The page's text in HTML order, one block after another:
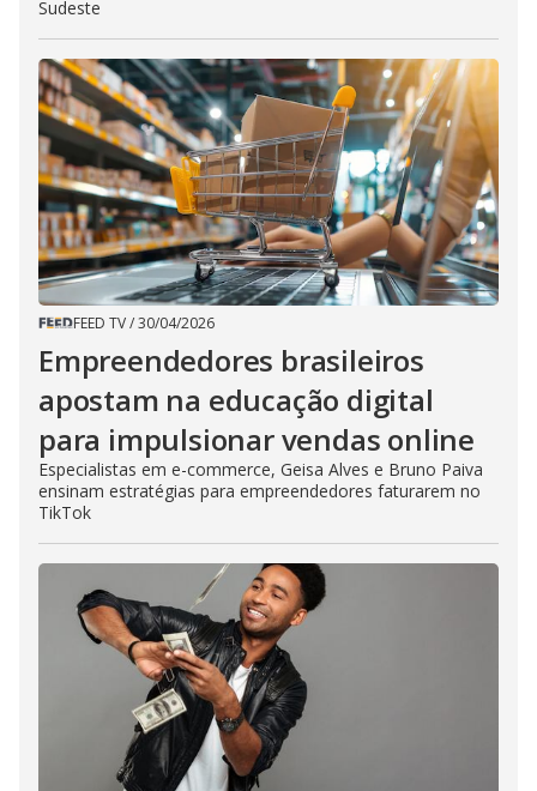
Sudeste
FEED TV/30/04/2026
Empreendedores brasileiros
apostam na educação digital
para impulsionar vendas online
Especialistas em e-commerce, Geisa Alves e Bruno Paiva
ensinam estratégias para empreendedores faturarem no
TikTok